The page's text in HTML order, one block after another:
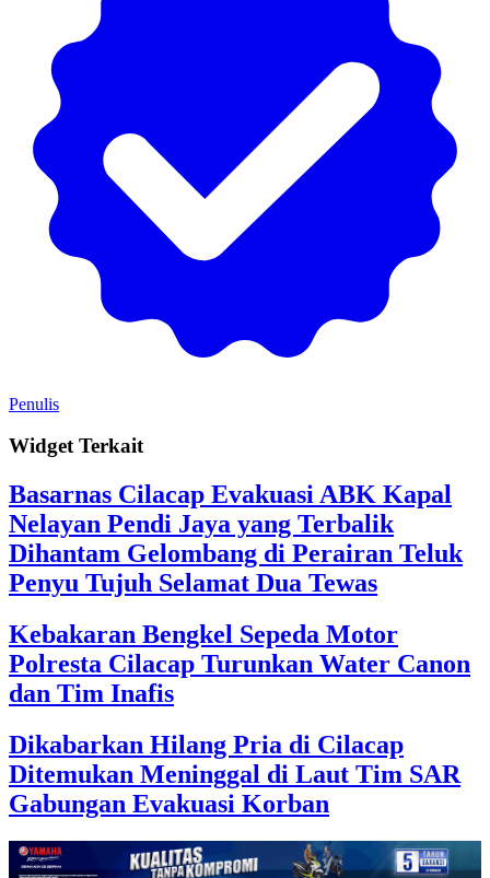
Penulis
Widget Terkait
Basarnas Cilacap Evakuasi ABK Kapal
Nelayan Pendi Jaya yang Terbalik
Dihantam Gelombang di Perairan Teluk
Penyu Tujuh Selamat Dua Tewas
Kebakaran Bengkel Sepeda Motor
Polresta Cilacap Turunkan Water Canon
dan Tim Inafis
Dikabarkan Hilang Pria di Cilacap
Ditemukan Meninggal di Laut Tim SAR
Gabungan Evakuasi Korban